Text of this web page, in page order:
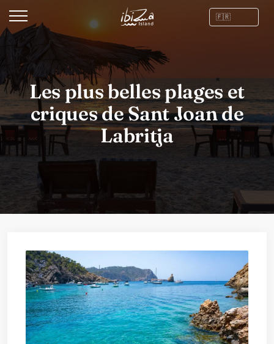
Les plus belles plages et
criques de Sant Joan de
Labritja